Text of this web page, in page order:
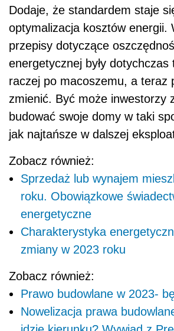
Dodaje, że standardem staje
optymalizacja kosztów energii.
przepisy dotyczące
energetycznej były dotychczas
raczej po macoszemu, a teraz
zmienić. Być może inwestorzy
budować swoje domy w taki
jak najtańsze w dalszej
Zobacz również:
Sprzedaż lub wynajem
roku. Obowiązkowe
energetyczne
Charakterystyka
zmiany w 2023 roku
Zobacz również:
Prawo budowlane w 2023-
Nowelizacja prawa